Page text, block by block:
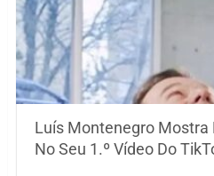
Luís Montenegro
No Seu 1.º Vídeo Do